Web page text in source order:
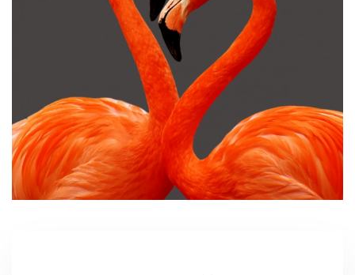
Le secret des entreprises qui réussissent est
grandement expliqué par la Présence. Cette
approche qui nous permet de conserver nos clients
et de grandir avec eux.